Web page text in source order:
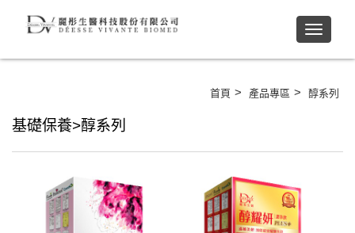
Toggle
首頁 > 產品專區 > 醇系列
基礎保養>醇系列